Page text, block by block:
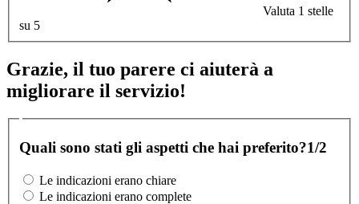
Valuta 1 stelle
su 5
Grazie, il tuo parere ci aiuterà a
migliorare il servizio!
Quali sono stati gli aspetti che hai preferito?1/2
Le indicazioni erano chiare
Le indicazioni erano complete